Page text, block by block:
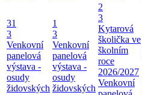
31
3
Venkovní
panelová
výstava -
osudy
židovských
1
3
Venkovní
panelová
výstava -
osudy
židovských
2
3
Kytarová
školička ve
školním
roce
2026/2027
Venkovní